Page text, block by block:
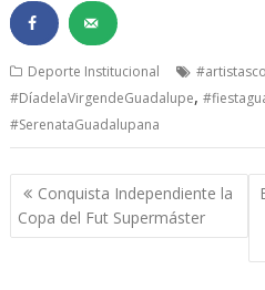
Deporte Institucional
#DíadelaVirgendeGuadalupe,
#SerenataGuadalupana
Navegación
de
entradas
Conquista Independiente la
Copa del Fut Supermáster